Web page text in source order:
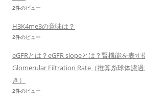
2件のビュー
H3K4me3の意味は？
2件のビュー
eGFRとは？eGFR slopeとは？腎機能を表
Glomerular Filtration Rate（推算糸球体濾
き）
2件のビュー